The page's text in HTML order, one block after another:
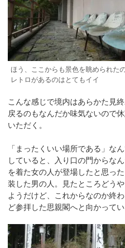
ほう、ここからも景色を眺められた
レトロがあるのはとてもイイ
こんな感じで境内はあらかた見
戻るのもなんだか味気ないので
いただく。
「まったくいい場所である」な
していると、入り口の門からな
を着た女の人が登場したと思っ
装した男の人。見たところどう
ようだけど、これからなのか終
ど参拝した思親閣へと向かってい